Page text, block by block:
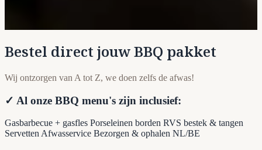
Bestel direct jouw BBQ pakket
Wij ontzorgen van A tot Z, we doen zelfs de afwas!
✓ Al onze BBQ menu's zijn inclusief:
Gasbarbecue + gasfles Porseleinen borden RVS bestek & tangen
ServettenAfwasservice Bezorgen & ophalen NL/BE